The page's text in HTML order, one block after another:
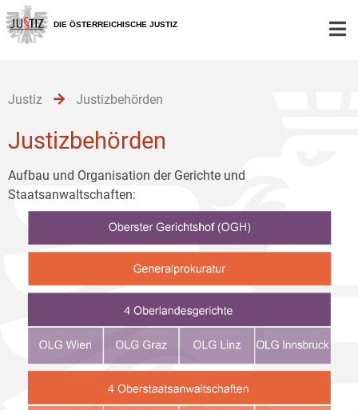
Zur
Hauptnavigation
[1]
Zum
Inhalt
[2]
Zum
Untermenü
[3]
DIE ÖSTERREICHISCHE JUSTIZ
Justiz Justizbehörden
Justizbehörden
Aufbau und Organisation der Gerichte und
Staatsanwaltschaften: